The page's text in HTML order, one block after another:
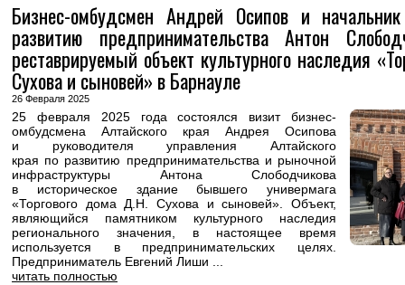
Бизнес-омбудсмен Андрей Осипов и
развитию предпринимательства Антон
реставрируемый объект культурного наследия
Сухова и сыновей» в Барнауле
26 Февраля 2025
25 февраля 2025 года состоялся визит бизнес-
омбудсмена Алтайского края Андрея Осипова
и руководителя управления Алтайского
края по развитию предпринимательства и рыночной
инфраструктуры Антона Слободчикова
в историческое здание бывшего универмага
«Торгового дома Д.Н. Сухова и сыновей». Объект,
являющийся памятником культурного наследия
регионального значения, в настоящее время
используется в предпринимательских целях.
Предприниматель Евгений Лиши ...
читать полностью